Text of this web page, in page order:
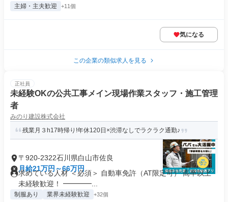
主婦・主夫歓迎 +11個
気になる
この企業の類似求人を見る
正社員
未経験OKの公共工事メイン現場作業スタッフ・施工管理
者
みのり建設株式会社
残業月３h17時帰り!年休120日×渋滞なしでラクラク通勤♪
〒920-2322石川県白山市佐良
月給21万円～66万円
求めている人材 ＜必須＞ 自動車免許（AT限定可） 高卒以上
未経験歓迎！ ━━━━...
制服あり 業界未経験歓迎 +32個